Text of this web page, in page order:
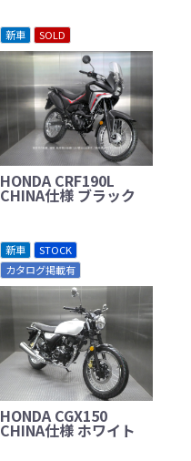
新車 SOLD
HONDA CRF190L
CHINA仕様 ブラック
新車
STOCK
カタログ掲載有
HONDA CGX150
CHINA仕様 ホワイト